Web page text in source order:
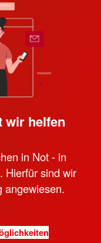
wir helfen
in Not - in
Hierfür sind wir
angewiesen.